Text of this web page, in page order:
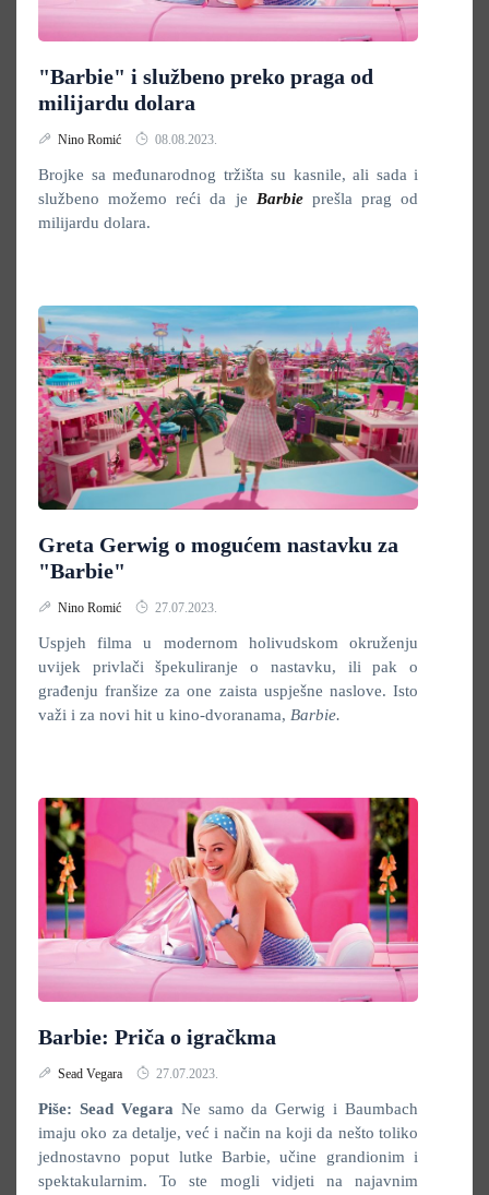
"Barbie" i službeno preko praga od
milijardu dolara
Nino Romić 08.08.2023.
Brojke sa međunarodnog tržišta su kasnile, ali sada i
službeno možemo reći da je Barbie prešla prag od
milijardu dolara.
Greta Gerwig o mogućem nastavku za
"Barbie"
Nino Romić 27.07.2023.
Uspjeh filma u modernom holivudskom okruženju
uvijek privlači špekuliranje o nastavku, ili pak o
građenju franšize za one zaista uspješne naslove. Isto
važi i za novi hit u kino-dvoranama, Barbie.
Barbie: Priča o igračkma
Sead Vegara 27.07.2023.
Piše: Sead Vegara Ne samo da Gerwig i Baumbach
imaju oko za detalje, već i način na koji da nešto toliko
jednostavno poput lutke Barbie, učine grandionim i
spektakularnim. To ste mogli vidjeti na najavnim